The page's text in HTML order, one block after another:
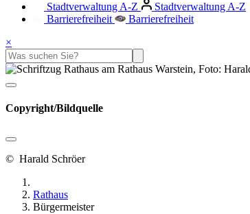
Stadtverwaltung A-Z
Stadtverwaltung A-Z
Barrierefreiheit
Barrierefreiheit
×
Copyright/Bildquelle
© Harald Schröer
Rathaus
Bürgermeister